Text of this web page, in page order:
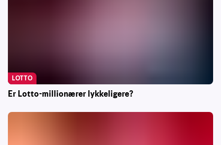
Er Lotto-millionærer lykkeligere?
LOTTO